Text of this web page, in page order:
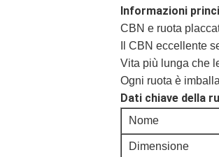
Informazioni
CBN e ruota
Il CBN eccellente
Vita più lunga che
Ogni ruota è
Dati chiave della
Nome
Dimensione